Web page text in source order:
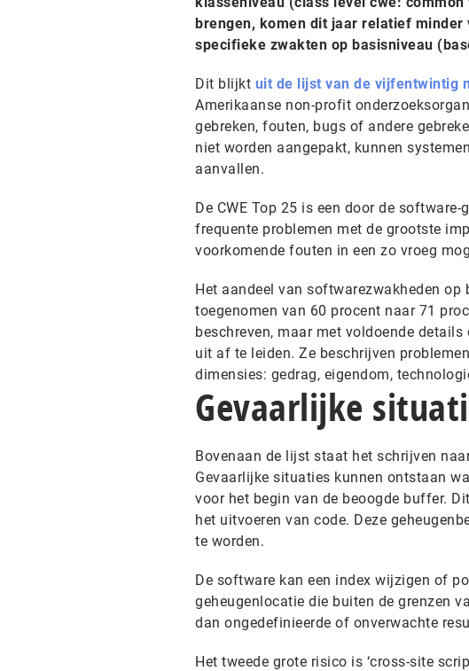
brengen, komen dit jaar relatief minder
specifieke zwakten op basisniveau
Dit blijkt uit de lijst van de vijfentwintig
Amerikaanse non-profit
gebreken, fouten, bugs of andere
niet worden aangepakt, kunnen
aanvallen.
De CWE Top 25 is een door de
frequente problemen met de grootste
voorkomende fouten in een zo vroeg
Het aandeel van softwarezwakheden
toegenomen van 60 procent naar 71
beschreven, maar met voldoende
uit af te leiden. Ze beschrijven
dimensies: gedrag, eigendom,
Gevaarlijke
Bovenaan de lijst staat het schrijven
Gevaarlijke situaties kunnen ontstaan
voor het begin van de beoogde buffer.
het uitvoeren van code. Deze
te worden.
De software kan een index wijzigen of
geheugenlocatie die buiten de grenzen
dan ongedefinieerde of onverwachte
Het tweede grote risico is ‘cross-site